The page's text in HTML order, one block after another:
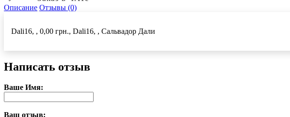
Описание Отзывы (0)
Dali16, , 0,00 грн., Dali16, , Сальвадор Дали
Написать отзыв
Ваше Имя:
Ваш отзыв: